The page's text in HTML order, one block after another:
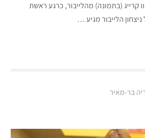
קרייג (בתמונה) מהלייבור, כרגע ראשת
הלייבור מגיע …
בר-מאיר